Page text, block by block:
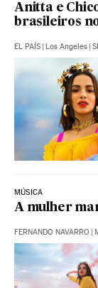
Anitta e
brasileiros
EL PAÍS | Los Angeles |
MÚSICA
A mulher
FERNANDO NAVARRO |